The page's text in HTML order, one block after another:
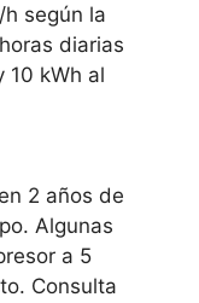
según la
diarias
10 kWh al
2 años de
Algunas
a 5
Consulta